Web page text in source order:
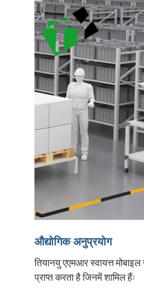
अब बात करें
एजीवी स्वचालित निर्देशित वाहन
बुद्धिमान मानव रहित फोर्कलिफ्ट
एएमआर स्वायत्त मोबाइल रोबोट
त्रि-आयामी भंडारण शटल
यूजीवी वायर-नियंत्रित चार
एजीवी समर्थन चार्जिंग उपकरण
एजीवी मैकेनम व्हील ड्राइव के
एजीवी स्टीयरिंग व्हील असेंबली
औद्योगिक अनुप्रयोग
तियानयु एएमआर स्वायत्त मोबाइल
प्राप्त करता है जिनमें शामिल हैंः